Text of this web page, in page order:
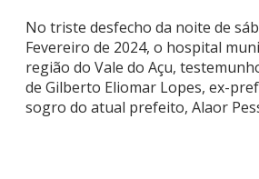
No triste desfecho da noite de
Fevereiro de 2024, o hospital
região do Vale do Açu,
de Gilberto Eliomar Lopes, ex-
sogro do atual prefeito, Alaor